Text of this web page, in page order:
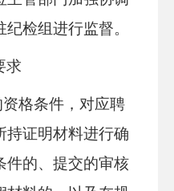
检组进行监督。
求
格条件，对应聘
持证明材料进行确
件的、提交的审核